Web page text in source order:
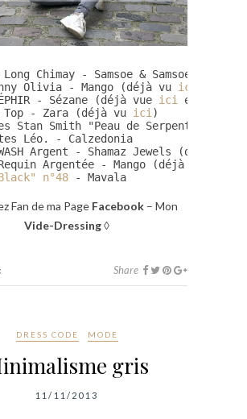
Chimay - Samsoe & Samsoe
Olivia - Mango (déjà vu ici
- Sézane (déjà vue ici et
- Zara (déjà vu ici )
Stan Smith "Peau de Serpent" -
Léo. - Calzedonia
Argent - Shamaz Jewels (déjà
Argentée - Mango (déjà vue
n°48 - Mavala
Fan de ma Page Facebook– Mon
Vide-Dressing◊
Share
DRESS CODE MODE
gris
11/11/2013